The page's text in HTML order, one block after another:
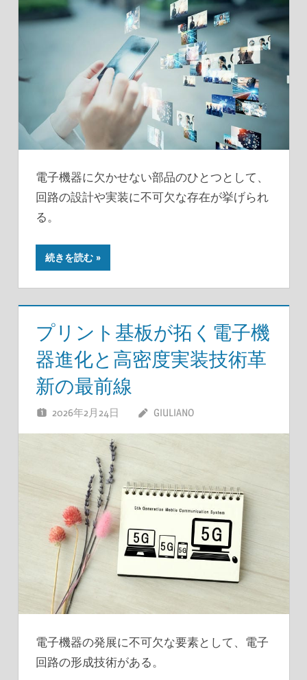
電子機器に欠かせない部品のひとつとして、
回路の設計や実装に不可欠な存在が挙げられ
る。
続きを読む
プリント基板が拓く電子機
器進化と高密度実装技術革
新の最前線
2026年2月24日 GIULIANO
電子機器の発展に不可欠な要素として、電子
回路の形成技術がある。